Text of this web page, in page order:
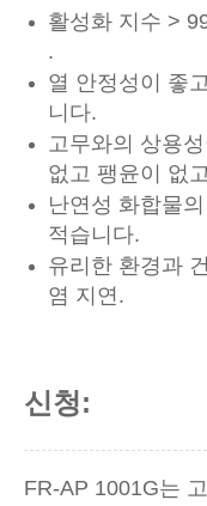
활성화 지수 >
.
열 안정성이 좋
니다.
고무와의 상용
없고 팽윤이 없
난연성 화합물
적습니다.
유리한 환경과
염 지연.
신청:
FR-AP 1001G는